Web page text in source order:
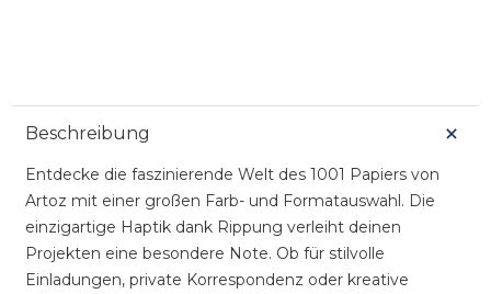
Beschreibung
Entdecke die faszinierende Welt des 1001 Papiers von
Artoz mit einer großen Farb- und Formatauswahl. Die
einzigartige Haptik dank Rippung verleiht deinen
Projekten eine besondere Note. Ob für stilvolle
Einladungen, private Korrespondenz oder kreative